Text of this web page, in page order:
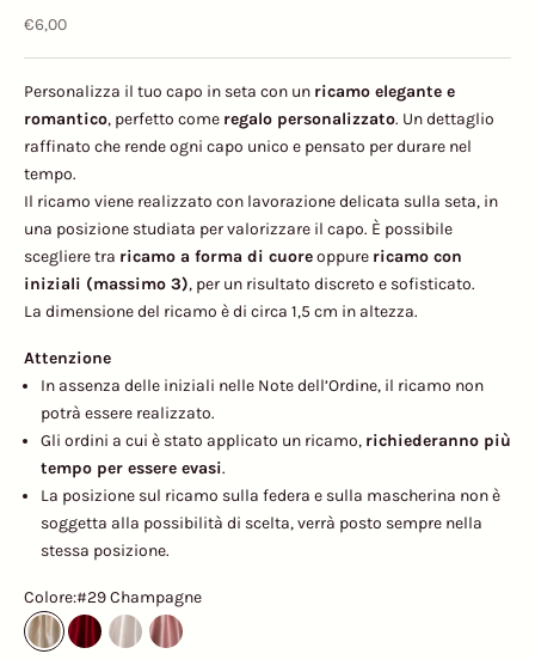
Prezzo scontato
€6,00
Personalizza il tuo capo in seta con un ricamo elegante e
romantico, perfetto come regalo personalizzato. Un dettaglio
raffinato che rende ogni capo unico e pensato per durare nel
tempo.
Il ricamo viene realizzato con lavorazione delicata sulla seta, in
una posizione studiata per valorizzare il capo. È possibile
scegliere tra ricamo a forma di cuoreoppure ricamo con
iniziali (massimo 3), per un risultato discreto e sofisticato.
La dimensione del ricamo è di circa 1,5 cm in altezza.
Attenzione
In assenza delle iniziali nelle Note dell’Ordine, il ricamo non
potrà essere realizzato.
Gli ordini a cui è stato applicato un ricamo, richiederanno più
tempo per essere evasi.
La posizione sul ricamo sulla federa e sulla mascherina non è
soggetta alla possibilità di scelta, verrà posto sempre nella
stessa posizione.
Colore:#29 Champagne
#29 Champagne
#30 Rosso Bordeaux
#26 Bianco Naturale
#83 Rosa Cipria